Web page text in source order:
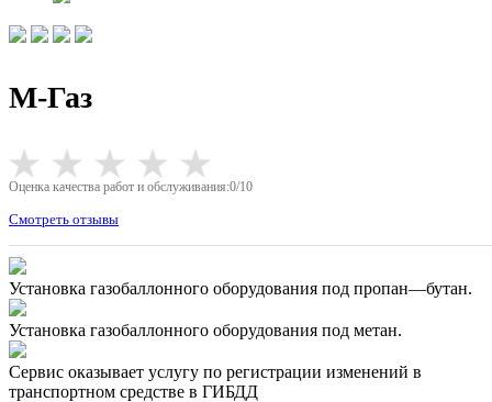
М-Газ
Оценка качества работ и обслуживания:0/10
Смотреть отзывы
Установка газобаллонного оборудования под пропан—бутан.
Установка газобаллонного оборудования под метан.
Сервис оказывает услугу по регистрации изменений в
транспортном средстве в ГИБДД